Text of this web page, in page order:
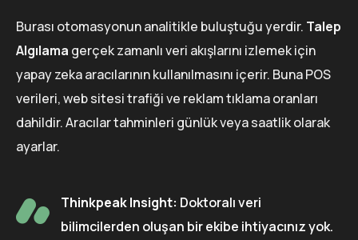
Burası otomasyonun analitikle buluştuğu yerdir. Talep
Algılama gerçek zamanlı veri akışlarını izlemek için
yapay zeka aracılarının kullanılmasını içerir. Buna POS
verileri, web sitesi trafiği ve reklam tıklama oranları
dahildir. Aracılar tahminleri günlük veya saatlik olarak
ayarlar.
Thinkpeak Insight: Doktoralı veri
bilimcilerden oluşan bir ekibe ihtiyacınız yok.